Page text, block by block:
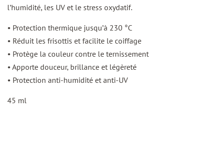
l’humidité, les UV et le stress oxydatif.
• Protection thermique jusqu’à 230 °C
• Réduit les frisottis et facilite le coiffage
• Protège la couleur contre le ternissement
• Apporte douceur, brillance et légèreté
• Protection anti-humidité et anti-UV
45 ml